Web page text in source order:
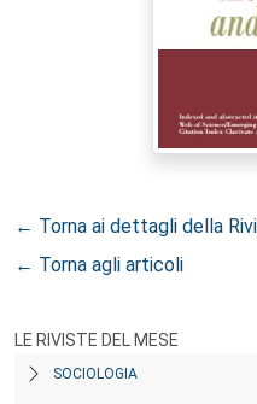
← Torna ai dettagli della
← Torna agli articoli
LE RIVISTE DEL MESE
SOCIOLOGIA